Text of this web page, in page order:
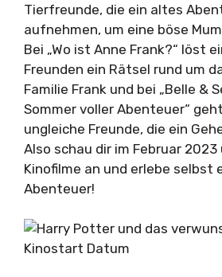
Tierfreunde, die ein altes
aufnehmen, um eine böse
Bei „Wo ist Anne Frank?“ löst
Freunden ein Rätsel rund um
Familie Frank und bei „Belle &
Sommer voller Abenteuer“
ungleiche Freunde, die ein
Also schau dir im Februar
Kinofilme an und erlebe selbst
Abenteuer!